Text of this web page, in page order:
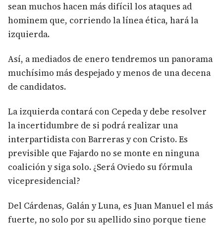
sean muchos hacen más difícil los ataques ad
hominem que, corriendo la línea ética, hará la
izquierda.
Así, a mediados de enero tendremos un panorama
muchísimo más despejado y menos de una decena
de candidatos.
La izquierda contará con Cepeda y debe resolver
la incertidumbre de si podrá realizar una
interpartidista con Barreras y con Cristo. Es
previsible que Fajardo no se monte en ninguna
coalición y siga solo. ¿Será Oviedo su fórmula
vicepresidencial?
Del Cárdenas, Galán y Luna, es Juan Manuel el más
fuerte, no solo por su apellido sino porque tiene